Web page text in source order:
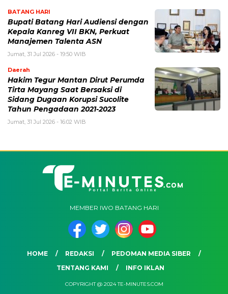
BATANG HARI
Bupati Batang Hari Audiensi dengan
Kepala Kanreg VII BKN, Perkuat
Manajemen Talenta ASN
Jumat, 31 Jul 2026 - 19:50 WIB
Daerah
Hakim Tegur Mantan Dirut Perumda
Tirta Mayang Saat Bersaksi di
Sidang Dugaan Korupsi Sucolite
Tahun Pengadaan 2021-2023
Jumat, 31 Jul 2026 - 16:02 WIB
MEMBER IWO BATANG HARI
HOME REDAKSI
PEDOMAN MEDIA SIBER
TENTANG KAMI
INFO IKLAN
COPYRIGHT @ 2024 TE-MINUTES.COM